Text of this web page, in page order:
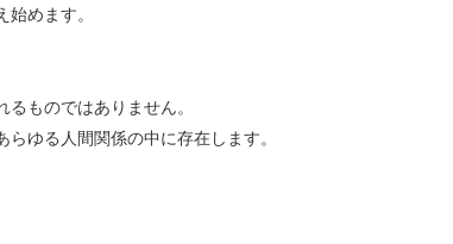
めます。
ものではありません。
ゆる人間関係の中に存在します。